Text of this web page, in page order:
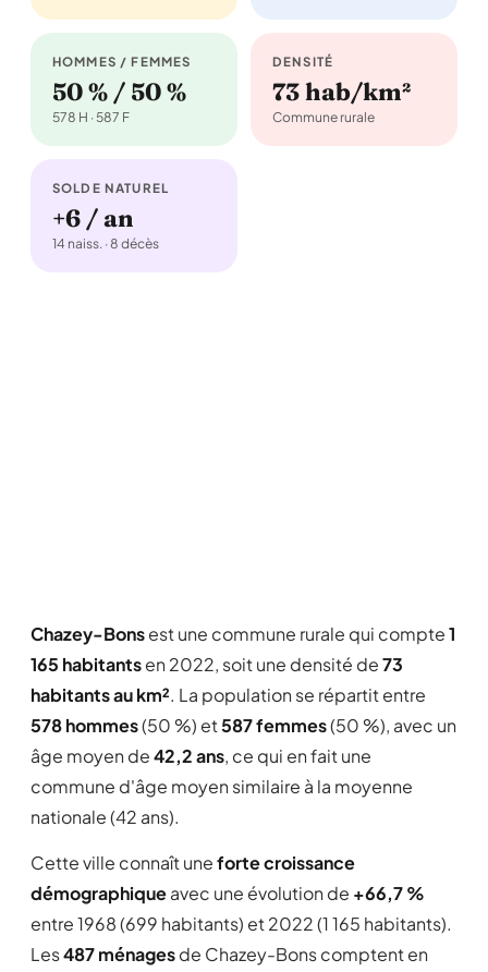
HOMMES / FEMMES
50 % / 50 %
578 H · 587 F
DENSITÉ
73 hab/km²
Commune rurale
SOLDE NATUREL
+6 / an
14 naiss. · 8 décès
Chazey-Bonsest une commune rurale qui compte1
165 habitantsen 2022, soit une densité de73
habitants au km². La population se répartit entre
578 hommes(50 %) et587 femmes(50 %), avec un
âge moyen de42,2 ans, ce qui en fait une
commune d'âge moyen similaire à la moyenne
nationale (42 ans).
Cette ville connaît uneforte croissance
démographiqueavec une évolution de +66,7 %
entre 1968 (699 habitants) et 2022 (1 165 habitants).
Les487 ménagesde Chazey-Bons comptent en